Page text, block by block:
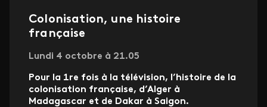
Colonisation, une histoire
française
Lundi 4 octobre à 21.05
Pour la 1re fois à la télévision, l ’histoire de la
colonisation française, d’Alger à
Madagascar et de Dakar à Saigon.